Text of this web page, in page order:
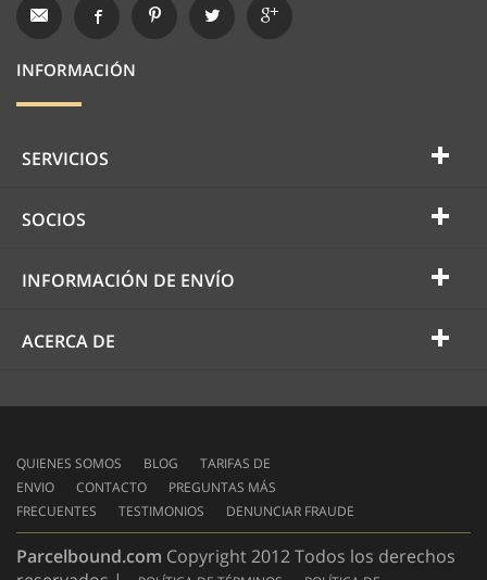
INFORMACIÓN
SERVICIOS
SOCIOS
INFORMACIÓN DE ENVÍO
ACERCA DE
QUIENES SOMOS BLOG
TARIFAS DE
ENVIO
CONTACTO
PREGUNTAS MÁS
FRECUENTES
TESTIMONIOS DENUNCIAR FRAUDE
Parcelbound.com Copyright 2012 Todos los derechos